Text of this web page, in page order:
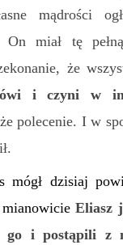
mądrości
On miał tę
że
i czyni w
polecenie. I w
mógł dzisiaj
mianowicieEliasz
go i postąpili z